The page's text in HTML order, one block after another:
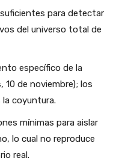
para detectar
del universo total de
específico de la
10 de noviembre); los
coyuntura.
mínimas para aislar
lo cual no reproduce
real.